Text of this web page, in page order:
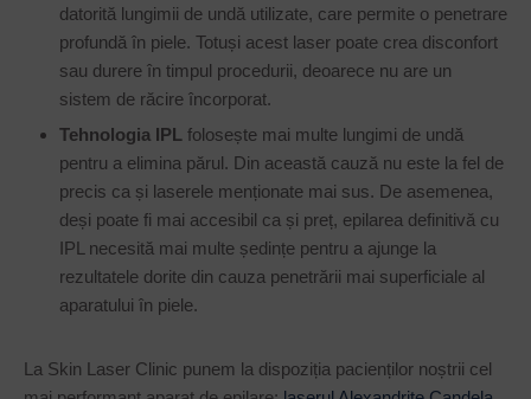
datorită lungimii de undă utilizate, care permite o penetrare
profundă în piele. Totuși acest laser poate crea disconfort
sau durere în timpul procedurii, deoarece nu are un
sistem de răcire încorporat.
Tehnologia IPL folosește mai multe lungimi de undă
pentru a elimina părul. Din această cauză nu este la fel de
precis ca și laserele menționate mai sus. De asemenea,
deși poate fi mai accesibil ca și preț, epilarea definitivă cu
IPL necesită mai multe ședințe pentru a ajunge la
rezultatele dorite din cauza penetrării mai superficiale al
aparatului în piele.
La Skin Laser Clinic punem la dispoziția pacienților noștrii cel